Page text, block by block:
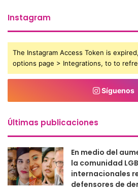
Instagram
The Instagram Access Token is
options page > Integrations, to to
Síguenos
Últimas publicaciones
En medio del
la comunidad
internacionales
defensores de